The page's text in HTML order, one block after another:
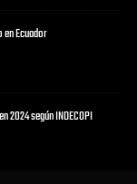
Ecuador
2024 según INDECOPI